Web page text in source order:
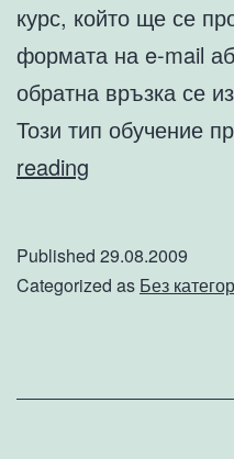
курс, който ще се
формата на e-mail
обратна връзка се
Този тип обучение
reading
онлайн
Published 29.08.2009
Categorized as Без